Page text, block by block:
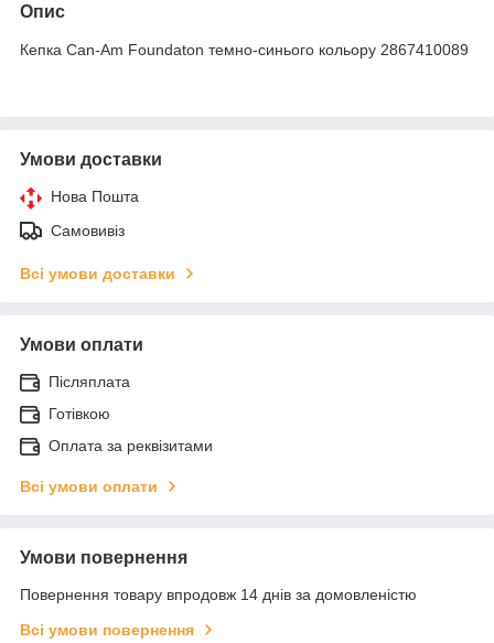
Опис
Кепка Can-Am Foundaton темно-синього кольору 2867410089
Умови доставки
Нова Пошта
Самовивіз
Всі умови доставки
Умови оплати
Післяплата
Готівкою
Оплата за реквізитами
Всі умови оплати
Умови повернення
Повернення товару впродовж 14 днів за домовленістю
Всі умови повернення